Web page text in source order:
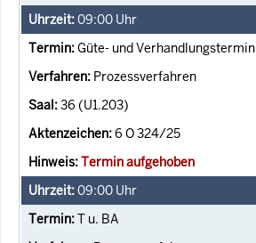
09:00 Uhr
Güte- und Verhandlungstermin
Prozessverfahren
36 (U1.203)
6 O 324/25
Termin aufgehoben
09:00 Uhr
T u. BA